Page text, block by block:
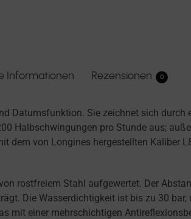
Informationen Rezensionen 0
Datumsfunktion. Sie zeichnet sich durch
Halbschwingungen pro Stunde aus;
dem von Longines hergestellten Kaliber
rostfreiem Stahl aufgewertet. Der
Die Wasserdichtigkeit ist bis zu 30 bar,
mit einer mehrschichtigen